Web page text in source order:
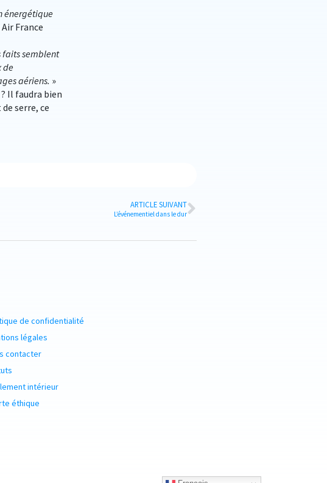
énergétique
France
faits semblent
de
aériens. »
Il faudra bien
serre, ce
ARTICLE SUIVANT
L’événementiel dans le dur
de confidentialité
légales
contacter
intérieur
éthique